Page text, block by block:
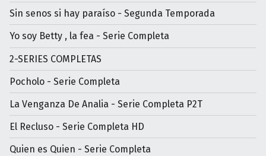
Sin senos si hay paraíso - Segunda Temporada
Yo soy Betty , la fea - Serie Completa
2-SERIES COMPLETAS
Pocholo - Serie Completa
La Venganza De Analia - Serie Completa P2T
El Recluso - Serie Completa HD
Quien es Quien - Serie Completa